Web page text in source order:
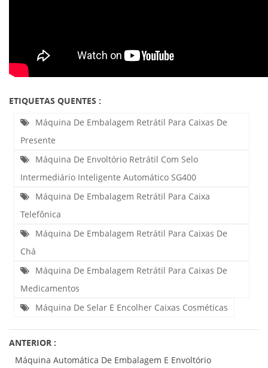
ETIQUETAS QUENTES :
Máquina De Embalagem Retrátil Para Caixas De
Presente
Máquina De Envoltório Retrátil Com Selo
Intermediário Inteligente Automático SG400
Máquina De Embalagem Retrátil Para Caixa
Telefônica
Máquina De Embalagem Retrátil Para Caixas De
Chá
Máquina De Embalagem Retrátil Para Caixas De
Medicamentos
Máquina De Selar E Encolher Caixas Cosméticas
ANTERIOR :
Máquina Automática De Embalagem E Envoltório